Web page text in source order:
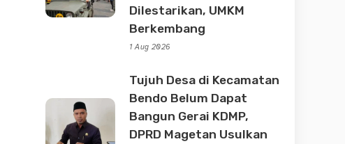
Dilestarikan, UMKM
Berkembang
1 Aug 2026
Tujuh Desa di Kecamatan
Bendo Belum Dapat
Bangun Gerai KDMP,
DPRD Magetan Usulkan